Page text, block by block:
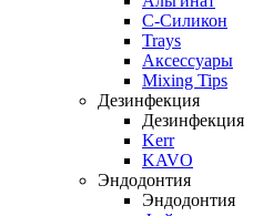
C-Силикон
Trays
Аксессуары
Mixing Tips
Дезинфекция
Дезинфекция
Kerr
KAVO
Эндодонтия
Эндодонтия